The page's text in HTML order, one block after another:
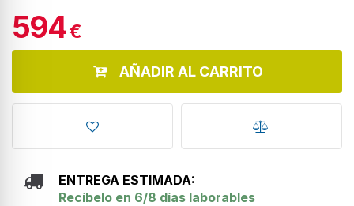
594€
AÑADIR AL CARRITO
ENTREGA ESTIMADA:
Recíbelo en 6/8 días laborables